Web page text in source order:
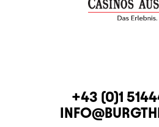
KONTAKTTELEFON
+43 (0)1
E-MAIL